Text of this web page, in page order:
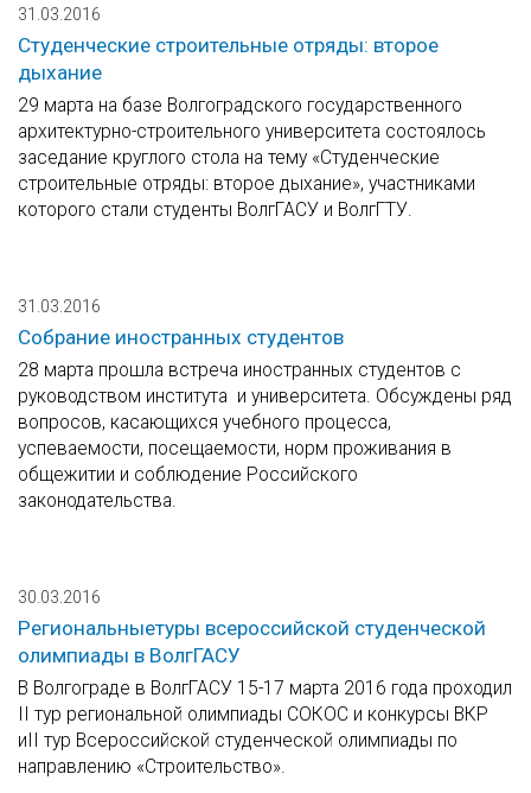
31.03.2016
Студенческие строительные отряды: второе
дыхание
29 марта на базе Волгоградского государственного
архитектурно-строительного университета состоялось
заседание круглого стола на тему «Студенческие
строительные отряды: второе дыхание», участниками
которого стали студенты ВолгГАСУ и ВолгГТУ.
31.03.2016
Собрание иностранных студентов
28 марта прошла встреча иностранных студентов с
руководством института и университета. Обсуждены ряд
вопросов, касающихся учебного процесса,
успеваемости, посещаемости, норм проживания в
общежитии и соблюдение Российского
законодательства.
30.03.2016
Региональныетуры всероссийской студенческой
олимпиады в ВолгГАСУ
В Волгограде в ВолгГАСУ 15-17 марта 2016 года проходил
II тур региональной олимпиады СОКОС и конкурсы ВКР
иII тур Всероссийской студенческой олимпиады по
направлению «Строительство».